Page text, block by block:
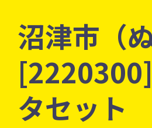
沼津市（
タセット